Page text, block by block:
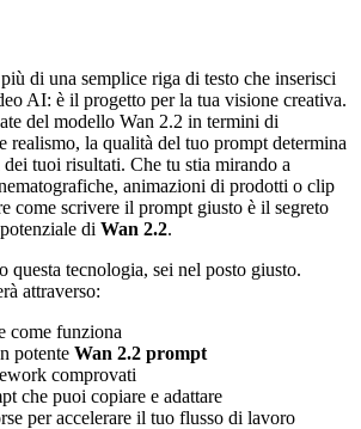
di una semplice riga di testo che inserisci
AI: è il progetto per la tua visione creativa.
del modello Wan 2.2 in termini di
realismo, la qualità del tuo prompt determina
tuoi risultati. Che tu stia mirando a
animazioni di prodotti o clip
come scrivere il prompt giusto è il segreto
di Wan 2.2.
questa tecnologia, sei nel posto giusto.
attraverso:
come funziona
potente Wan 2.2 prompt
comprovati
che puoi copiare e adattare
per accelerare il tuo flusso di lavoro